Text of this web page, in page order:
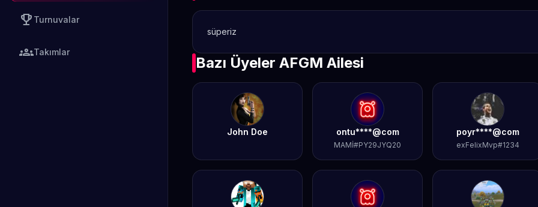
emoji_events Turnuvalar
groupsTakımlar
süperiz
Bazı Üyeler AFGM Ailesi
John Doe ontu****@com
MAMİ#PY29JYQ20
poyr****@com
exFelixMvp#1234